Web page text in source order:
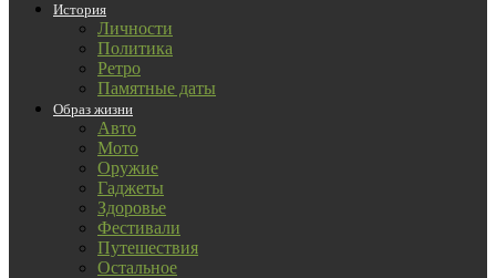
История
Личности
Политика
Ретро
Памятные даты
Образ жизни
Авто
Мото
Оружие
Гаджеты
Здоровье
Фестивали
Путешествия
Остальное